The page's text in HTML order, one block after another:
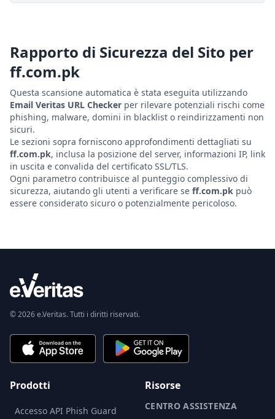
Rapporto di Sicurezza del Sito per
ff.com.pk
Questa scansione automatica è stata eseguita utilizzando
Email Veritas URL Checker per rilevare potenziali rischi come
phishing, malware, domini in blacklist o reindirizzamenti non
sicuri.
Le sezioni sopra forniscono approfondimenti dettagliati su
ff.com.pk, inclusa la posizione del server, informazioni IP, link
in uscita e convalida del certificato SSL/TLS.
Ogni parametro contribuisce al punteggio complessivo di
sicurezza, aiutando gli utenti a verificare se ff.com.pk può
essere considerato sicuro o potenzialmente pericoloso.
© 2026 e.Veritas. Tutti i diritti riservati.
Prodotti
Accesso API Phish Guard
Risorse
CENTRO ASSISTENZA